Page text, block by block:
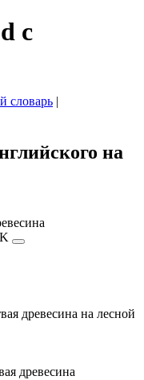
с
словарь |
на
древесина на лесной
древесина